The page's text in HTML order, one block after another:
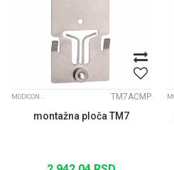
MODICON TM7 IP67 MODULARNI I/O SISTEM TM7ACMP
montažna ploča TM7